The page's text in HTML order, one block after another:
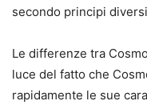
secondo principi
Le differenze tra
luce del fatto che
rapidamente le sue